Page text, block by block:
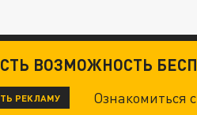
ВОЗМОЖНОСТЬ
РЕКЛАМУ Ознакомиться